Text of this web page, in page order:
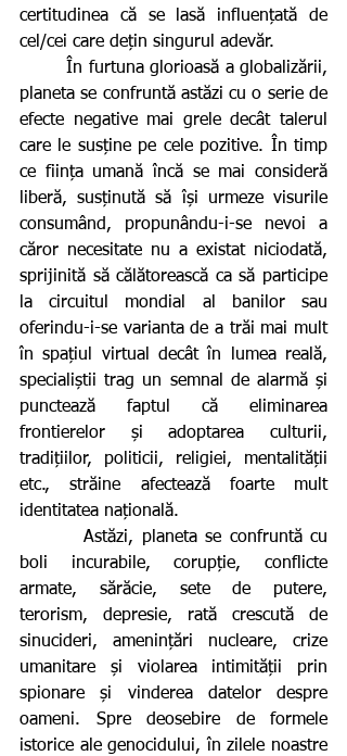
certitudinea că se lasă influențată de
cel/cei care dețin singurul adevăr.
        În furtuna glorioasă a globalizării,
planeta se confruntă astăzi cu o serie de
efecte negative mai grele decât talerul
care le susține pe cele pozitive. În timp
ce ființa umană încă se mai consideră
liberă, susținută să își urmeze visurile
consumând, propunându-i-se nevoi a
căror necesitate nu a existat niciodată,
sprijinită să călătorească ca să participe
la circuitul mondial al banilor sau
oferindu-i-se varianta de a trăi mai mult
în spațiul virtual decât în lumea reală,
specialiștii trag un semnal de alarmă și
punctează faptul că eliminarea
frontierelor și adoptarea culturii,
tradițiilor, politicii, religiei, mentalității
etc., străine afectează foarte mult
identitatea națională.
        Astăzi, planeta se confruntă cu
boli incurabile, corupție, conflicte
armate, sărăcie, sete de putere,
terorism, depresie, rată crescută de
sinucideri, amenințări nucleare, crize
umanitare și violarea intimității prin
spionare și vinderea datelor despre
oameni. Spre deosebire de formele
istorice ale genocidului, în zilele noastre